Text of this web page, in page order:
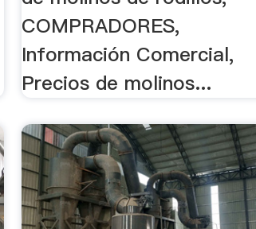
COMPRADORES,
Información Comercial,
Precios de molinos...